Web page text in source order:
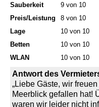
Sauberkeit
9 von 10
Preis/Leistung
8 von 10
Lage
10 von 10
Betten
10 von 10
WLAN
10 von 10
Antwort des
„Liebe Gäste, wir
Meerblick gefallen hat!
waren wir leider nicht